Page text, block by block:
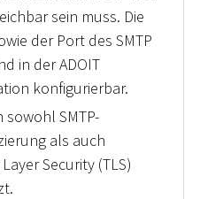
sein muss. Die
der Port des SMTP
in der ADOIT
konfigurierbar.
sowohl SMTP-
als auch
Security (TLS)